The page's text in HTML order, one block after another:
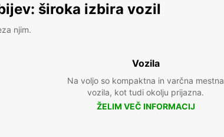
široka izbira vozil
njim.
Vozila
Na voljo so kompaktna in varčna mestna
vozila, kot tudi okolju prijazna.
ŽELIM VEČ INFORMACIJ